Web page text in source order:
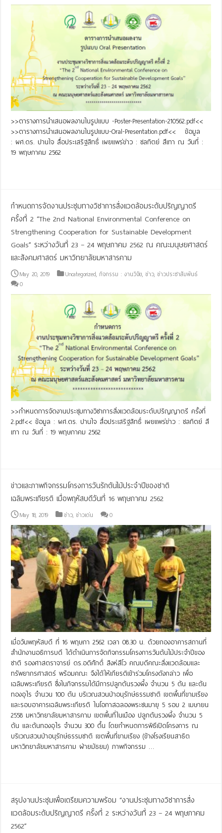
>>ตารางการนำเสนอผลงานในรูปแบบ -Poster-Presentation-210562.pdf<<
>>ตารางการนำเสนอผลงานในรูปแบบ-Oral-Presentation.pdf<< ข้อมูล
: ผศ.ดร. ปานใจ สื่อประเสริฐสิทธิ์ เผยแพร่ข่าว : ชลทิตย์ สีเทา ณ วันที่ :
19 พฤษภาคม 2562
กำหนดการจัดงานประชุมทางวิชาการสิ่งแวดล้อมระดับปริญญาตรี
ครั้งที่ 2 “The 2nd National Environmental Conference on
Strengthening Cooperation for Sustainable Development
Goals” ระหว่างวันที่ 23 – 24 พฤษภาคม 2562 ณ คณะมนุษยศาสตร์
และสังคมศาสตร์ มหาวิทยาลัยมหาสารคาม
May 20, 2019 Uncategorized,กิจกรรม : งานวิจัย,ข่าว,ข่าวประชาสัมพันธ์
0
>>กำหนดการจัดงานประชุมทางวิชาการสิ่งแวดล้อมระดับปริญญาตรี ครั้งที่
2.pdf<< ข้อมูล : ผศ.ดร. ปานใจ สื่อประเสริฐสิทธิ์ เผยแพร่ข่าว : ชลทิตย์ สี
เทา ณ วันที่ : 19 พฤษภาคม 2562
ข่าวและภาพกิจกรรมโครงการวันรักต้นไม้ประจำปีของชาติ
เฉลิมพระเกียรติ เมื่อพฤหัสบดีวันที่ 16 พฤษภาคม 2562
May 18, 2019 ข่าว,ข่าวเด่น 0
เมื่อวันพฤหัสบดี ที่ 16 พฤษภา 2562 เวลา 08.30 น. ด้วยกองอาคารสถานที่
สำนักงานอธิการบดี ได้ดำเนินการจัดกิจกรรมโครงการวันต้นไม้ประจำปีของ
ชาติ รองศาสตราจารย์ ดร.อดิศักดิ์ สิงห์สีโว คณบดีคณะสิ่งแวดล้อมและ
ทรัพยากรศาสตร์ พร้อมคณะ จึงได้ให้เกียรติเข้าร่วมโครงดังกล่าว เพื่อ
เฉลิมพระเกียรติ ซึ่งในกิจกรรมได้มีการปลูกต้นรวงผึ้ง จำนวน 5 ต้น และต้น
ทองอุไร จำนวน 100 ต้น บริเวณสวนป่าอนุรักษ์ธรรมชาติ เขตพื้นที่ขามเรียง
และรอบอาคารเฉลิมพระเกียรติ ในโอกาสฉลองพระชนมายุ 5 รอบ 2 เมษายน
2558 มหาวิทยาลัยมหาสารคาม เขตพื้นที่ในเมือง ปลูกต้นรวงผึ้ง จำนวน 5
ต้น และต้นทองอุไร จำนวน 300 ตื้น โดยกำหนดการพิธีเปิดโครงการ ณ
บริเวณสวนป่าอนุรักษ์ธรรมชาติ เขตพื้นที่ขามเรียง (ข้างโรงเรียนสาธิต
มหาวิทยาลัยมหาสารคาม ฝ่ายมัธยม) ภาพกิจกรรม …
สรุปงานประชุมเพื่อเตรียมความพร้อม “งานประชุมทางวิชาการสิ่ง
แวดล้อมระดับปริญญาตรี ครั้งที่ 2 ระหว่างวันที่ 23 – 24 พฤษภาคม
2562”